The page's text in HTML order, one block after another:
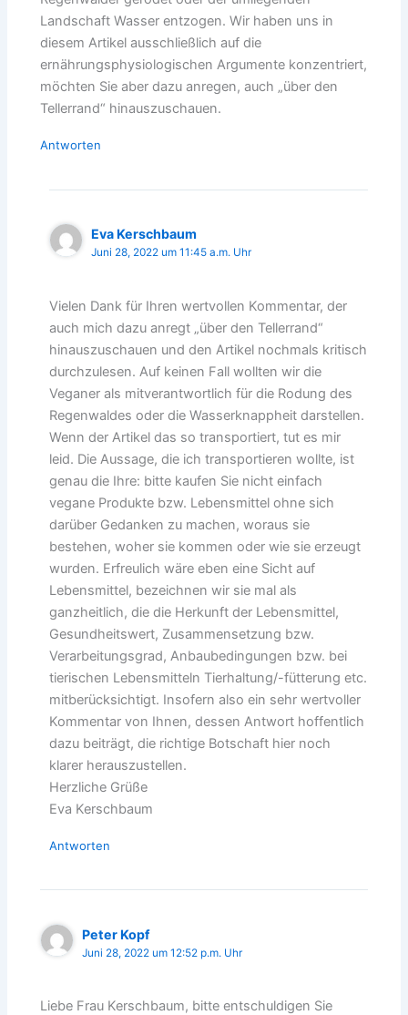
Landschaft Wasser entzogen. Wir haben uns in
diesem Artikel ausschließlich auf die
ernährungsphysiologischen Argumente konzentriert,
möchten Sie aber dazu anregen, auch „über den
Tellerrand“ hinauszuschauen.
Antworten
Eva Kerschbaum
Juni 28, 2022 um 11:45 a.m. Uhr
Vielen Dank für Ihren wertvollen Kommentar, der
auch mich dazu anregt „über den Tellerrand“
hinauszuschauen und den Artikel nochmals kritisch
durchzulesen. Auf keinen Fall wollten wir die
Veganer als mitverantwortlich für die Rodung des
Regenwaldes oder die Wasserknappheit darstellen.
Wenn der Artikel das so transportiert, tut es mir
leid. Die Aussage, die ich transportieren wollte, ist
genau die Ihre: bitte kaufen Sie nicht einfach
vegane Produkte bzw. Lebensmittel ohne sich
darüber Gedanken zu machen, woraus sie
bestehen, woher sie kommen oder wie sie erzeugt
wurden. Erfreulich wäre eben eine Sicht auf
Lebensmittel, bezeichnen wir sie mal als
ganzheitlich, die die Herkunft der Lebensmittel,
Gesundheitswert, Zusammensetzung bzw.
Verarbeitungsgrad, Anbaubedingungen bzw. bei
tierischen Lebensmitteln Tierhaltung/-fütterung etc.
mitberücksichtigt. Insofern also ein sehr wertvoller
Kommentar von Ihnen, dessen Antwort hoffentlich
dazu beiträgt, die richtige Botschaft hier noch
klarer herauszustellen.
Herzliche Grüße
Eva Kerschbaum
Antworten
Peter Kopf
Juni 28, 2022 um 12:52 p.m. Uhr
Liebe Frau Kerschbaum, bitte entschuldigen Sie